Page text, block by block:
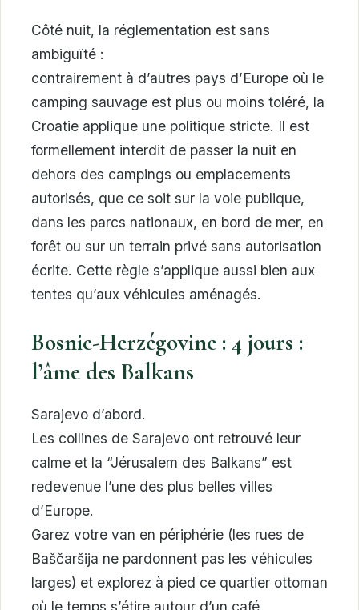
Côté nuit, la réglementation est sans
ambiguïté :
contrairement à d’autres pays d’Europe où le
camping sauvage est plus ou moins toléré, la
Croatie applique une politique stricte. Il est
formellement interdit de passer la nuit en
dehors des campings ou emplacements
autorisés, que ce soit sur la voie publique,
dans les parcs nationaux, en bord de mer, en
forêt ou sur un terrain privé sans autorisation
écrite. Cette règle s’applique aussi bien aux
tentes qu’aux véhicules aménagés.
Bosnie-Herzégovine : 4 jours :
l’âme des Balkans
Sarajevo d’abord.
Les collines de Sarajevo ont retrouvé leur
calme et la “Jérusalem des Balkans” est
redevenue l’une des plus belles villes
d’Europe.
Garez votre van en périphérie (les rues de
Baščaršija ne pardonnent pas les véhicules
larges) et explorez à pied ce quartier ottoman
où le temps s’étire autour d’un café